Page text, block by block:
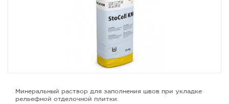
Минеральный раствор для заполнения швов при укладке
рельефной отделочной плитки.